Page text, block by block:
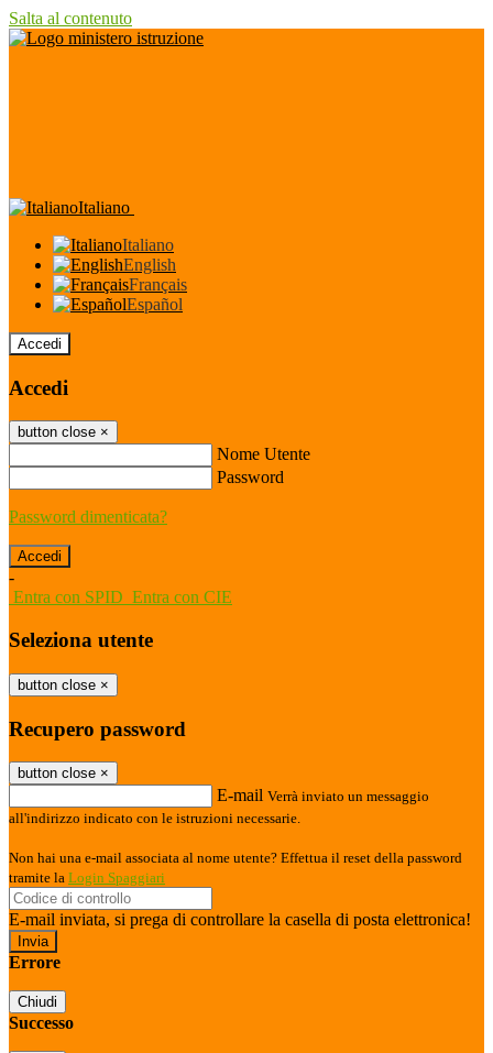
Salta al contenuto
Italiano
Italiano
English
Français
Español
Accedi
Accedi
button close ×
Nome Utente
Password
Password dimenticata?
-
Entra con SPID Entra con CIE
Seleziona utente
button close ×
Recupero password
button close ×
E-mail Verrà inviato un messaggio
all'indirizzo indicato con le istruzioni necessarie.
Non hai una e-mail associata al nome utente? Effettua il reset della password
tramite la Login Spaggiari
E-mail inviata, si prega di controllare la casella di posta elettronica!
Errore
Chiudi
Successo